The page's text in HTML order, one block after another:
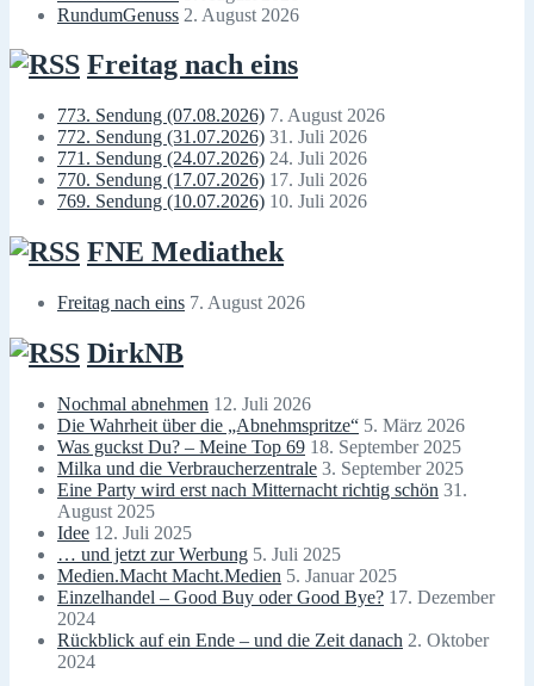
RundumGenuss 2. August 2026
Freitag nach eins
773. Sendung (07.08.2026) 7. August 2026
772. Sendung (31.07.2026) 31. Juli 2026
771. Sendung (24.07.2026) 24. Juli 2026
770. Sendung (17.07.2026) 17. Juli 2026
769. Sendung (10.07.2026) 10. Juli 2026
FNE Mediathek
Freitag nach eins 7. August 2026
DirkNB
Nochmal abnehmen 12. Juli 2026
Die Wahrheit über die „Abnehmspritze“ 5. März 2026
Was guckst Du? – Meine Top 69 18. September 2025
Milka und die Verbraucherzentrale 3. September 2025
Eine Party wird erst nach Mitternacht richtig schön 31.
August 2025
Idee 12. Juli 2025
… und jetzt zur Werbung 5. Juli 2025
Medien.Macht Macht.Medien 5. Januar 2025
Einzelhandel – Good Buy oder Good Bye? 17. Dezember
2024
Rückblick auf ein Ende – und die Zeit danach 2. Oktober
2024